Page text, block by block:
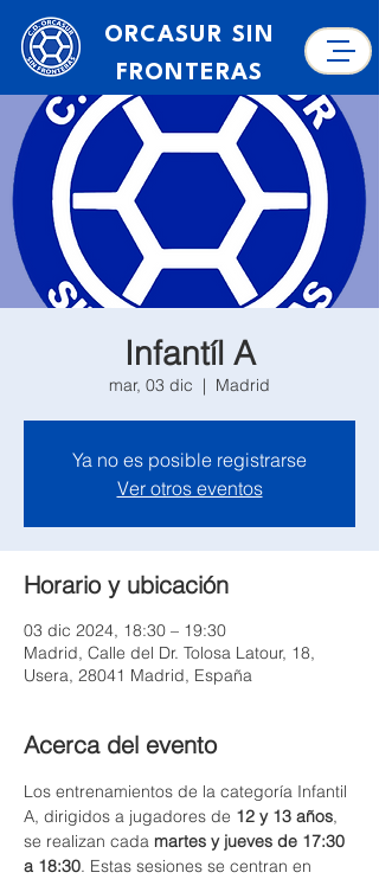
ORCASUR SIN
FRONTERAS
Infantíl A
mar, 03 dic
  |
Madrid
Ya no es posible registrarse
Ver otros eventos
Horario y ubicación
03 dic 2024, 18:30 – 19:30
Madrid, Calle del Dr. Tolosa Latour, 18,
Usera, 28041 Madrid, España
Acerca del evento
Los entrenamientos de la categoría Infantil
A, dirigidos a jugadores de 12 y 13 años,
se realizan cada martes y jueves de 17:30
a 18:30. Estas sesiones se centran en